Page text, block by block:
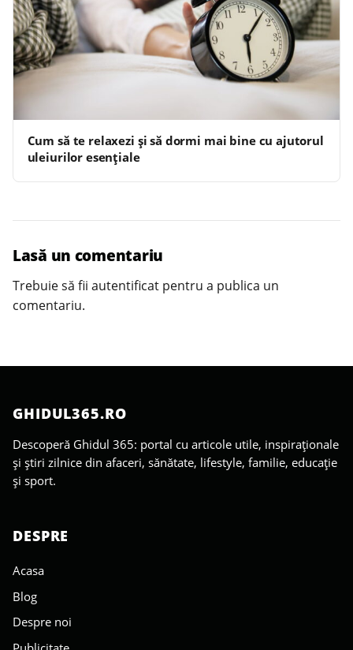
Cum să te relaxezi și să dormi mai bine cu ajutorul
uleiurilor esențiale
Lasă un comentariu
Trebuie să fii autentificat pentru a publica un
comentariu.
GHIDUL365.RO
Descoperă Ghidul 365: portal cu articole utile, inspiraționale
și știri zilnice din afaceri, sănătate, lifestyle, familie, educație
și sport.
DESPRE
Acasa
Blog
Despre noi